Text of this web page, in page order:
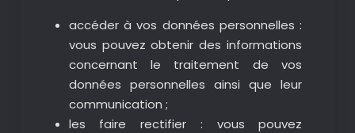
accéder à vos données personnelles :
vous pouvez obtenir des informations
concernant le traitement de vos
données personnelles ainsi que leur
communication ;
les faire rectifier : vous pouvez